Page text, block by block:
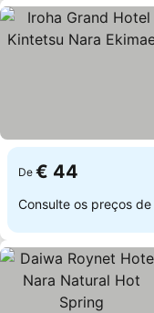
De € 44
Consulte os preços de